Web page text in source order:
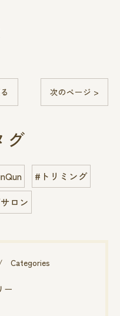
次のページ >
グ
#トリミング
ロン
Categories
ー